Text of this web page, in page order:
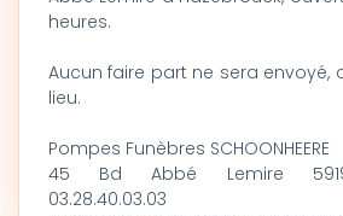
heures.
Aucun faire part ne sera envoyé,
lieu.
Pompes Funèbres SCHOONHEERE
45 Bd Abbé Lemire
03.28.40.03.03